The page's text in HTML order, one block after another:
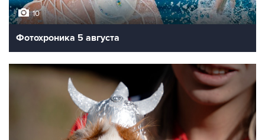
10
Фотохроника 5 августа